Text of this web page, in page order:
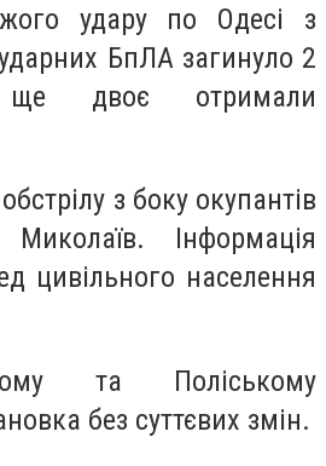
удару по Одесі з
БпЛА загинуло 2
двоє отримали
з боку окупантів
Інформація
цивільного населення
та Поліському
без суттєвих змін.